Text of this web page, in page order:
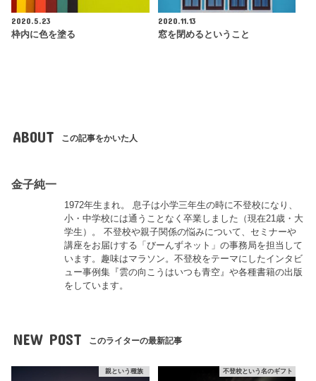
2020.5.23
枠内に色を塗る
2020.11.13
窓を閉めるということ
ABOUT この記事をかいた人
金子純一
1972年生まれ。 息子は小学三年生の時に不登校になり、
小・中学校には通うことなく卒業しました（現在21歳・大
学生）。 不登校や親子関係の悩みについて、セミナーや
講座をお届けする「びーんずネット」の事務局を担当して
います。趣味はマラソン。不登校をテーマにしたインタビ
ュー事例集『雲の向こうはいつも青空』や各種書籍の出版
をしています。
NEW POST このライターの最新記事
親という種族 不登校という名のギフト